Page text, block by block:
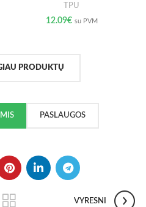
TPU
12.09€ su PVM
PRODUKTŲ
PASLAUGOS
VYRESNI